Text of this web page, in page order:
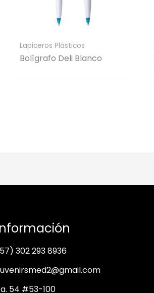
Lapiceros Plásticos
Bolígrafo Deli Blanco
302 293 8936
54 #53-100